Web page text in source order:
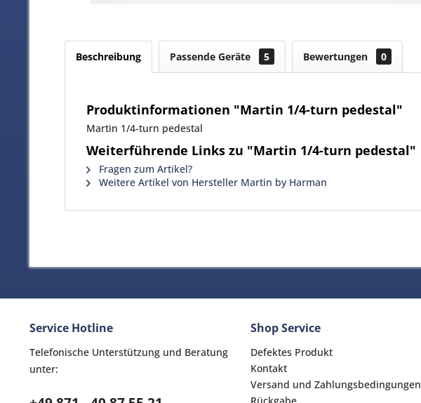
Beschreibung Passende Geräte 5 Bewertungen 0
Produktinformationen "Martin 1/4-turn pedestal"
Martin 1/4-turn pedestal
Weiterführende Links zu "Martin 1/4-turn pedestal"
Fragen zum Artikel?
Weitere Artikel von Hersteller Martin by Harman
Service Hotline
Telefonische Unterstützung und Beratung
unter:
Shop Service
Defektes Produkt
Kontakt
Versand und Zahlungsbedingungen